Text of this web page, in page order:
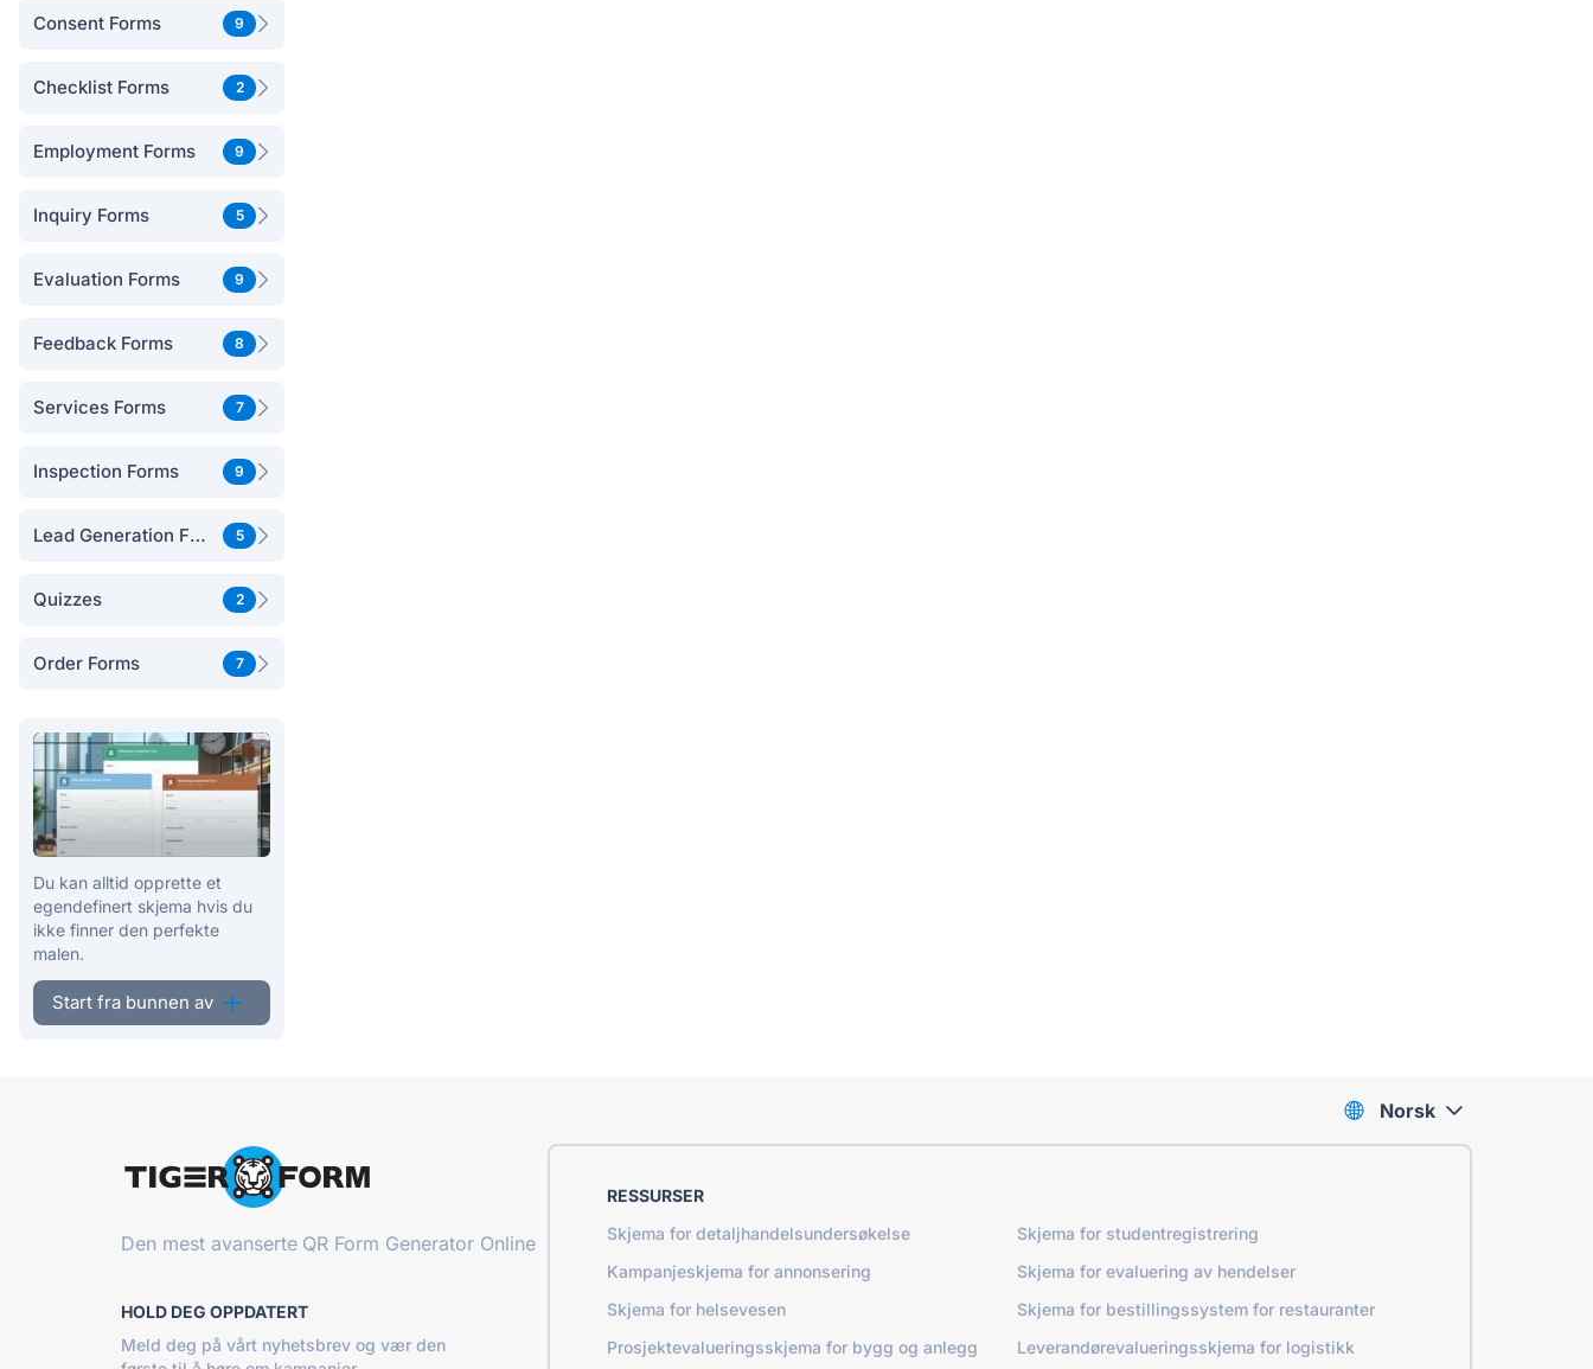
Consent Forms 9
Checklist Forms 2
Employment Forms 9
Inquiry Forms 5
Evaluation Forms 9
Feedback Forms 8
Services Forms 7
Inspection Forms 9
Lead Generation Forms 5
Quizzes 2
Order Forms 7
Du kan alltid opprette et
egendefinert skjema hvis du
ikke finner den perfekte
malen.
Start fra bunnen av
Den mest avanserte QR Form Generator Online
HOLD DEG OPPDATERT
Meld deg på vårt nyhetsbrev og vær den
RESSURSER
Skjema for detaljhandelsundersøkelse
Skjema for studentregistrering
Kampanjeskjema for annonsering
Skjema for evaluering av hendelser
Skjema for helsevesen
Skjema for bestillingssystem for restauranter
Prosjektevalueringsskjema for bygg og anlegg
Leverandørevalueringsskjema for logistikk
Norsk